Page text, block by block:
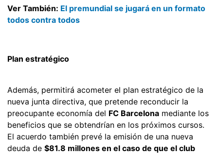
Ver También: El premundial se jugará en un formato
todos contra todos
Plan estratégico
Además, permitirá acometer el plan estratégico de la
nueva junta directiva, que pretende reconducir la
preocupante economía del FC Barcelona mediante los
beneficios que se obtendrían en los próximos cursos.
El acuerdo también prevé la emisión de una nueva
deuda de $81.8 millones en el caso de que el club